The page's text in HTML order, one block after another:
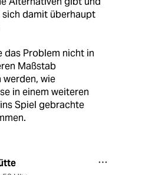
sich damit überhaupt
das Problem nicht in
Maßstab
werden, wie
in einem weiteren
Spiel gebrachte